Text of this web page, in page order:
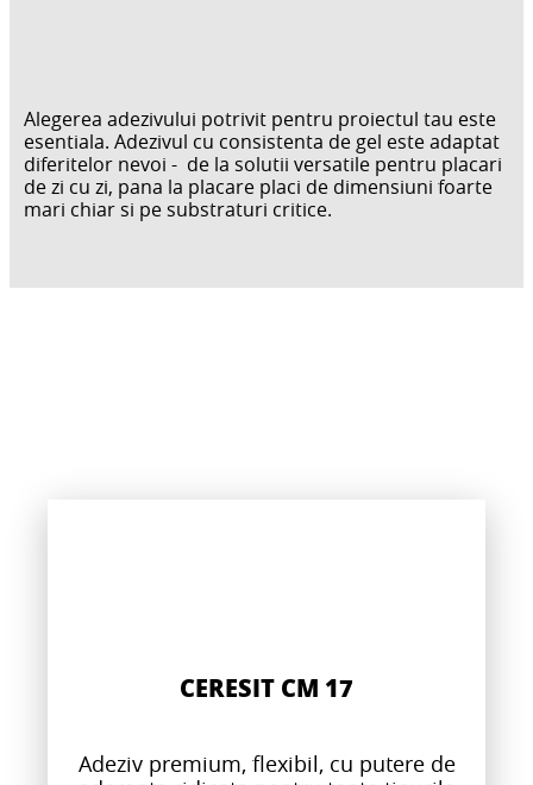
Alegerea adezivului potrivit pentru proiectul tau este
esentiala. Adezivul cu consistenta de gel este adaptat
diferitelor nevoi - de la solutii versatile pentru placari
de zi cu zi, pana la placare placi de dimensiuni foarte
mari chiar si pe substraturi critice.
CERESIT CM 17
Adeziv premium, flexibil, cu putere de